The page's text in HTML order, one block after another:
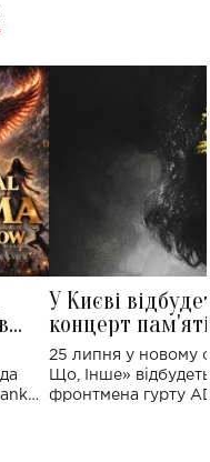
У Києві
концерт
Клименка:
виконають
25 липня у новому
Що, Інше»
фронтмена гурту